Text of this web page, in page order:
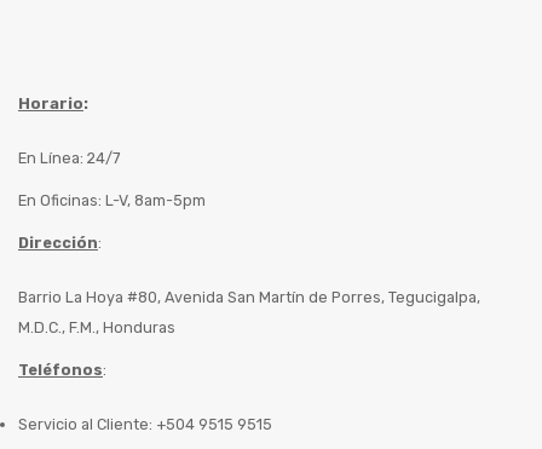
Horario:
En Línea: 24/7
En Oficinas: L-V, 8am-5pm
Dirección:
Barrio La Hoya #80, Avenida San Martín de Porres, Tegucigalpa,
M.D.C., F.M., Honduras
Teléfonos:
Servicio al Cliente: +504 9515 9515